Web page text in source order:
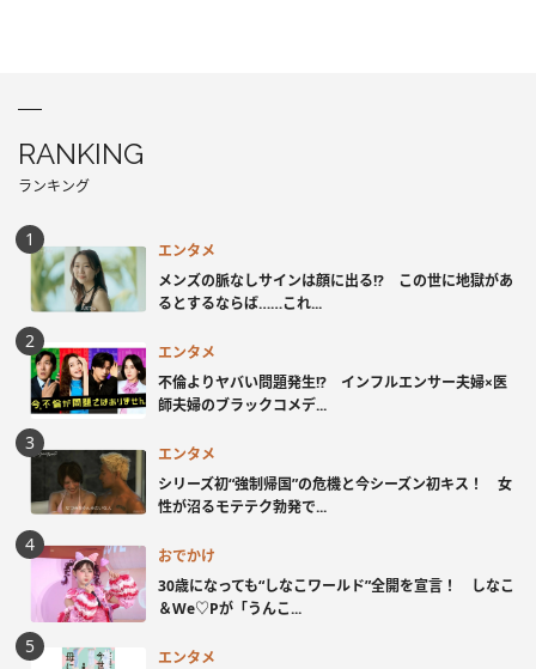
RANKING
ランキング
エンタメ
メンズの脈なしサインは顔に出る!? この世に地獄があ
るとするならば……これ...
エンタメ
不倫よりヤバい問題発生!? インフルエンサー夫婦×医
師夫婦のブラックコメデ...
エンタメ
シリーズ初“強制帰国”の危機と今シーズン初キス！ 女
性が沼るモテテク勃発で...
おでかけ
30歳になっても“しなこワールド”全開を宣言！ しなこ
＆We♡Pが「うんこ...
エンタメ